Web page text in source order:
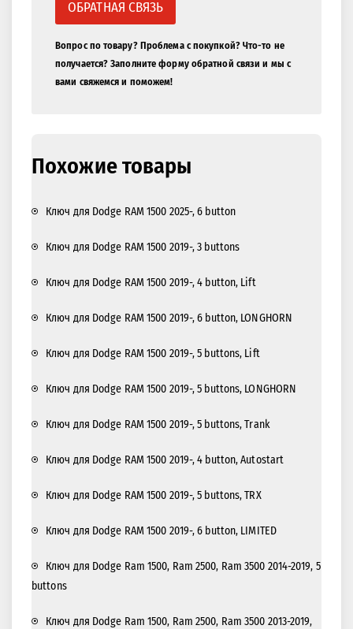
ОБРАТНАЯ СВЯЗЬ
Вопрос по товару? Проблема с покупкой? Что-то не
получается? Заполните форму обратной связи и мы с
вами свяжемся и поможем!
Похожие товары
Ключ для Dodge RAM 1500 2025-, 6 button
Ключ для Dodge RAM 1500 2019-, 3 buttons
Ключ для Dodge RAM 1500 2019-, 4 button, Lift
Ключ для Dodge RAM 1500 2019-, 6 button, LONGHORN
Ключ для Dodge RAM 1500 2019-, 5 buttons, Lift
Ключ для Dodge RAM 1500 2019-, 5 buttons, LONGHORN
Ключ для Dodge RAM 1500 2019-, 5 buttons, Trank
Ключ для Dodge RAM 1500 2019-, 4 button, Autostart
Ключ для Dodge RAM 1500 2019-, 5 buttons, TRX
Ключ для Dodge RAM 1500 2019-, 6 button, LIMITED
Ключ для Dodge Ram 1500, Ram 2500, Ram 3500 2014-2019, 5
buttons
Ключ для Dodge Ram 1500, Ram 2500, Ram 3500 2013-2019,